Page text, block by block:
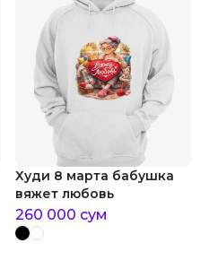
Худи 8 марта бабушка
вяжет любовь
260 000 сум